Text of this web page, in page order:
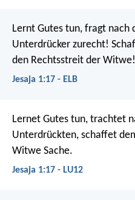
Lernt Gutes tun, fragt nach
Unterdrücker zurecht!
den Rechtsstreit der Witwe!
Jesaja 1:17 - ELB
Lernet Gutes tun, trachtet
Unterdrückten, schaffet
Witwe Sache.
Jesaja 1:17 - LU12